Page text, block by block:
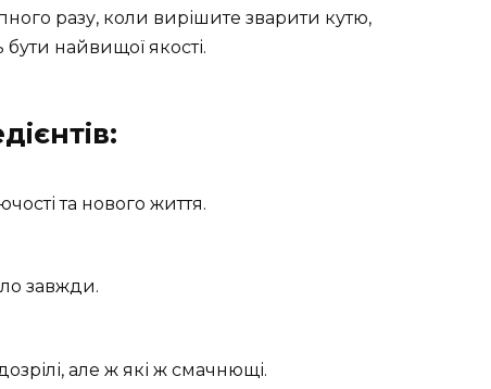
разу, коли вирішите зварити кутю,
найвищої якості.
та нового життя.
завжди.
але ж які ж смачнющі.